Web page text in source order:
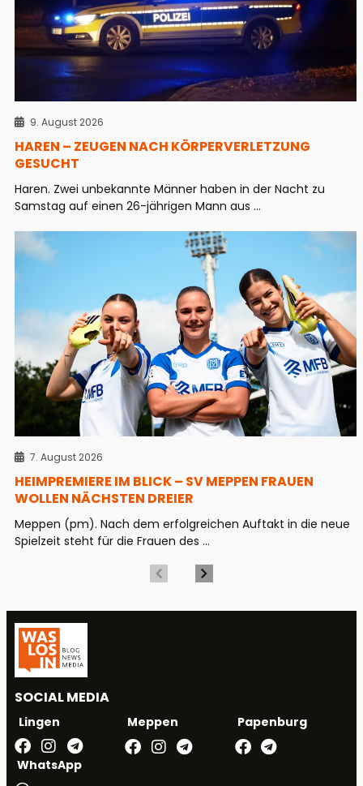
9. August 2026
HAREN – ZEUGEN NACH KÖRPERVERLETZUNG
GESUCHT
Haren. Zwei unbekannte Männer haben in der Nacht zu
Samstag auf einen 26-jährigen Mann aus ...
7. August 2026
HEIMPREMIERE IM BLICK – SV MEPPEN FRAUEN
WOLLEN NÄCHSTEN DREIER
Meppen (pm). Nach dem erfolgreichen Auftakt in die neue
Spielzeit steht für die Frauen des ...
SOCIAL MEDIA
Lingen Meppen Papenburg
WhatsApp